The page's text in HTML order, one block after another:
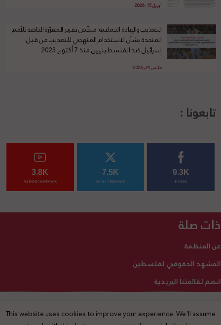
أبريل 15, 2026
التعذيب والإبادة الجماعية: ملخّص تقرير المقرّرة الخاصة للأمم
المتحدة بشأن الاستخدام المنهجي للتعذيب من قبل
إسرائيل ضد الفلسطينيين منذ 7 أكتوبر 2023
مارس 24, 2026
تابعونا :
9.3K
FANS
7.5K
FOLLOWERS
3.8K
SUBSCRIBERS
ذات صلة
عن المنظمة
المشهد الحقوقي لفلسطين
انضم لقائمتنا البريدية
2025 © جميع الحقوق محفوظة
This website uses cookies to improve your experience. We'll assume